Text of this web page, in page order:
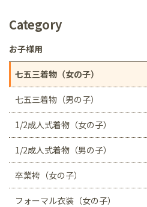
Category
お子様用
七五三着物（女の子）
七五三着物（男の子）
1/2成人式着物（女の子）
1/2成人式着物（男の子）
卒業袴（女の子）
フォーマル衣装（女の子）